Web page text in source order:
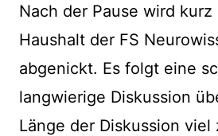
Nach der Pause wird
Haushalt der FS
abgenickt. Es folgt eine
langwierige Diskussion
Länge der Diskussion viel